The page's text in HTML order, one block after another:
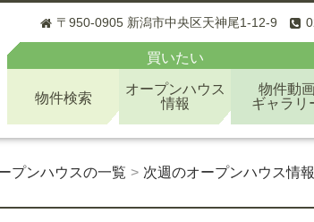
〒950-0905 新潟市中央区天神尾1-12-9
買いたい
物件検索
オープンハウス
情報
物件動
ギャラリ
プンハウスの一覧 次週のオープンハウス情